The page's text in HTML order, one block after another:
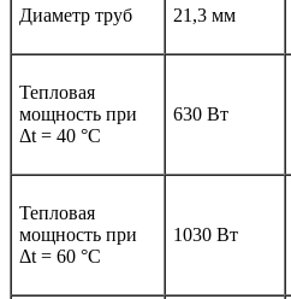
Диаметр труб 21,3 мм
Тепловая
мощность при
Δt = 40 °C
630 Вт
Тепловая
мощность при
Δt = 60 °C
1030 Вт